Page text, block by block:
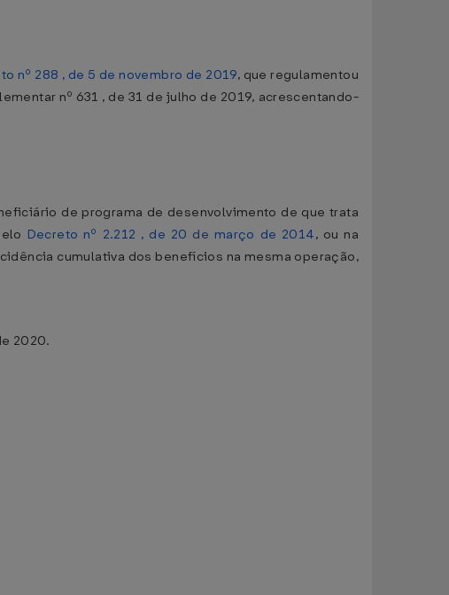
nº 288 , de 5 de novembro de 2019, que regulamentou
nº 631 , de 31 de julho de 2019, acrescentando-
de programa de desenvolvimento de que trata
Decreto nº 2.212 , de 20 de março de 2014, ou na
cumulativa dos benefícios na mesma operação,
2020.